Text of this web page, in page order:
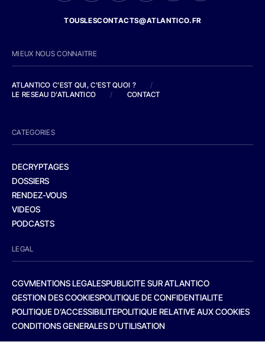
TOUSLESCONTACTS@ATLANTICO.FR
MIEUX NOUS CONNAITRE
ATLANTICO C'EST QUI, C'EST QUOI ?
/
LE RESEAU D'ATLANTICO
/ CONTACT
CATEGORIES
DECRYPTAGES
DOSSIERS
RENDEZ-VOUS
VIDEOS
PODCASTS
LEGAL
CGVMENTIONS LEGALESPUBLICITE SUR ATLANTICO
GESTION DES COOKIESPOLITIQUE DE CONFIDENTIALITE
POLITIQUE D’ACCESSIBILITEPOLITIQUE RELATIVE AUX COOKIES
CONDITIONS GENERALES D’UTILISATION